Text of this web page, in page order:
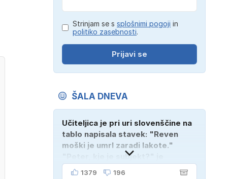
Strinjam se s splošnimi pogoji in
politiko zasebnosti.
Prijavi se
ŠALA DNEVA
Učiteljica je pri uri slovenščine na
tablo napisala stavek: "Reven
moški je umrl zaradi lakote."
"Peter, kje je subjekt?" je
vprašala. "Verjetno na
1379 196